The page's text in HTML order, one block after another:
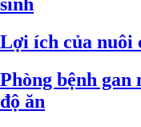
Lợi ích của nuôi
Phòng bệnh gan
độ ăn